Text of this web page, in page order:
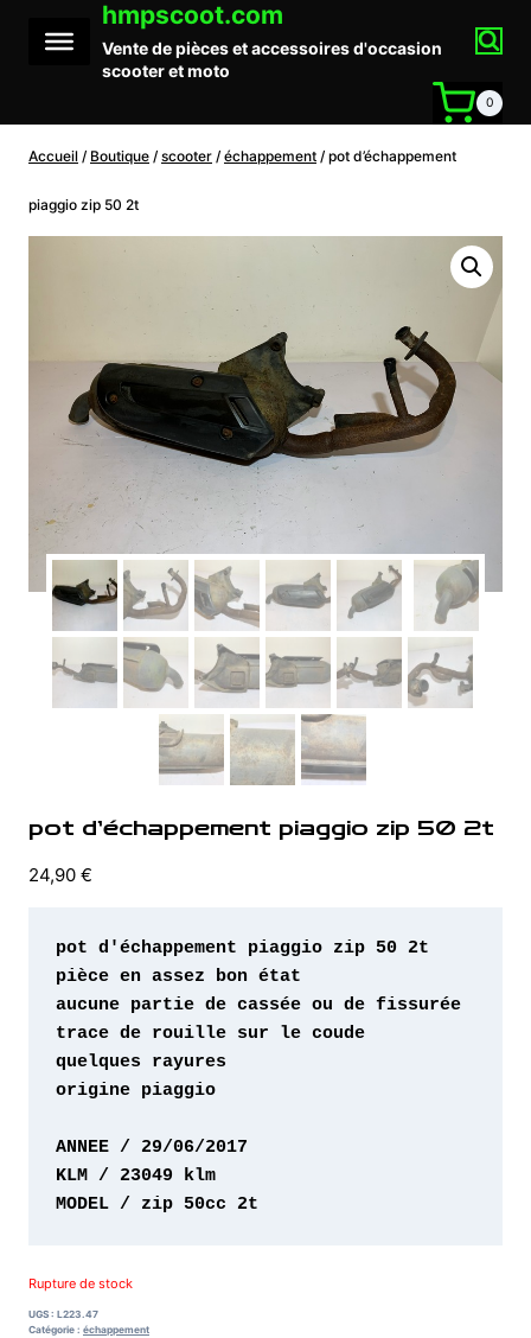
contenu
hmpscoot.com
Vente de pièces et accessoires d'occasion
scooter et moto
0
Accueil / Boutique / scooter / échappement / pot d’échappement
piaggio zip 50 2t
pot d’échappement piaggio zip 50 2t
24,90 €
origine piaggio
MODEL / zip 50cc 2t
Rupture de stock
UGS : L223.47
Catégorie : échappement